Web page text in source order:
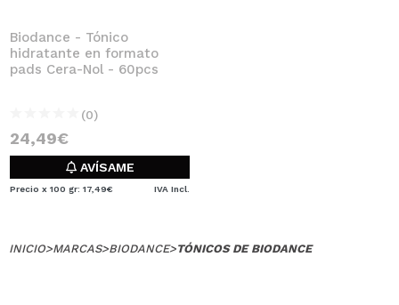
Biodance - Tónico
hidratante en formato
pads Cera-Nol - 60pcs
(0)
24,49€
AVÍSAME
Precio x 100 gr: 17,49€ IVA Incl.
INICIO>MARCAS>BIODANCE>TÓNICOS DE BIODANCE